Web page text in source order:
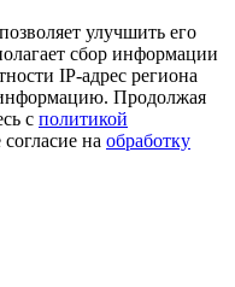
улучшить его
сбор информации
IP-адрес региона
Продолжая
с политикой
на обработку